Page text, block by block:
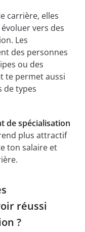
carrière, elles
vers des
Les
des personnes
ou des
te permet aussi
de types
de spécialisation
plus attractif
ton salaire et
réussi
?